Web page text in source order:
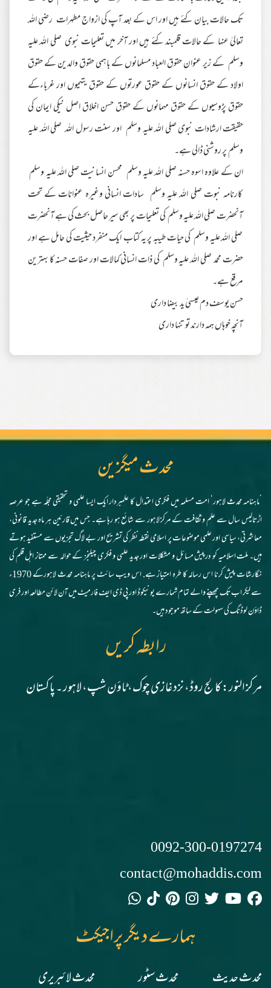
تک حالات بیان کئے ہیں اور اس کے بعد آپ کی ازواج مطہرات رضی اللہ
تعالیٰ عنہا کے حالات قلمبند کئے ہیں اور آخر میں تعلیمات نبوی صلی اللہ علیہ
وسلم کے زیر عنوان حقوق العباد مسلمانوں کے باہمی حقوق والدین کے حقوق
اولاد کے حقوق انسانوں کے حقوق عورتوں کے حقوق یتیموں اور غرباءکے
حقوق پڑوسیوں کے حقوق مہمانوں کے حقوق حسن اخلاق اصل نیکی ایمان کی
حقیقت ارشادات نبوی صلی اللہ علیہ وسلم اور سنت رسول اللہ صلی اللہ علیہ
وسلم پر روشنی ڈالی ہے۔
ان کے علاوہ اسوہ حسنہ صلی اللہ علیہ وسلم محسن انسانیت صلی اللہ علیہ وسلم
کارنامہ نبوت صلی اللہ علیہ وسلم سادات انسانی وغیرہ عنوانات کے تحت
آنحضرت صلی اللہ علیہ وسلم کی تعلیمات پر بھی سیر حاصل بحث کی ہے آنحضرت
صلی اللہ علیہ وسلم کی حیات طیبہ پر یہ کتاب ایک منفرد حیثیت کی حامل ہے اور
حضرت محمد صلی اللہ علیہ وسلم کی ذات انسانی کمالات اور صفات حسنہ کا بہترین
مرقع ہے۔
حسن یوسف دم عیسیٰ ید بیضا داری
آنچہ خوہاں ہمہ دارند تو تنہا داری
محدث میگزین
’ماہنامہ محدث لاہور‘ امت مسلمہ میں فکری اعتدال کا علمبردار ایک ایسا علمی و تحقیقی مجلّہ ہے جو عرصہ
اڑتالیس سال سے علم و ثقافت کے مرکز لاہور سے شائع ہو رہا ہے۔ جس میں قارئین ہر ماہ جدید قانونی،
معاشرتی، سیاسی اور علمی موضوعات پر اسلامی نقطہ نظر کی تشریح اور بے لاگ تجزیوں سے مستفید ہوتے
ہیں۔ ملت اسلامیہ کو درپیش مسائل و مشکلات اور جدید علمی و فکری چیلنجز کے حوالہ سے ممتاز اہل قلم کی
نگارشات پیش کرنا اس رسالہ کا طرہ امتیاز ہے. اس ویب سائٹ پر ماہنامہ محدث لاہورکے 1970ء
سے لیکر اب تک چھپنے والے تمام شمارے یونیکوڈ اور پی ڈی ایف فارمیٹ میں آن لائن مطالعہ اور فری
ڈاؤن لوڈنگ کی سہولت کے ساتھ موجود ہیں۔
رابطہ کریں
مرکز النور: کالج روڈ، نزد غازی چوک، ٹاؤن شپ، لاہور ۔ پاکستان
0092-300-0197274
contact@mohaddis.com
ہمارے دیگر پراجیکٹ
محدث حدیث محدث سٹور محدث لائبریری